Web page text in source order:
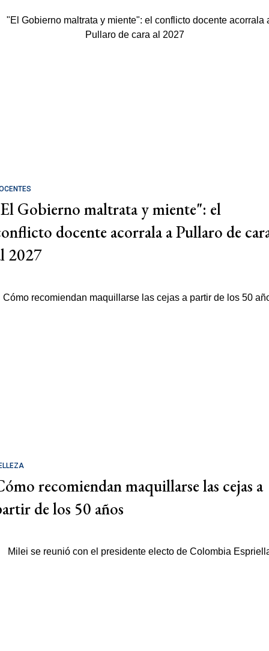
Gobierno maltrata y miente": el
docente acorrala a Pullaro de
2027
recomiendan maquillarse las cejas a
de los 50 años